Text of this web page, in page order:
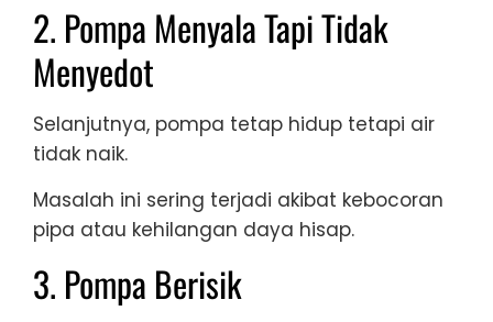
2. Pompa Menyala Tapi Tidak
Menyedot
Selanjutnya, pompa tetap hidup tetapi air
tidak naik.
Masalah ini sering terjadi akibat kebocoran
pipa atau kehilangan daya hisap.
3. Pompa Berisik